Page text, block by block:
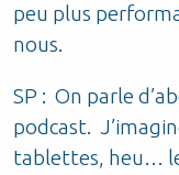
peu plus
nous.
SP : On parle
podcast.
tablettes, heu…